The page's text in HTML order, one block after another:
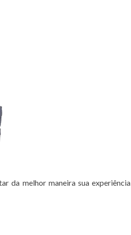
da melhor maneira sua experiência